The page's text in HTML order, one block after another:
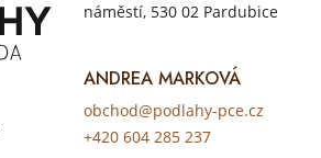
náměstí, 530 02 Pardubice
ANDREA MARKOVÁ
obchod@podlahy-pce.cz
+420 604 285 237